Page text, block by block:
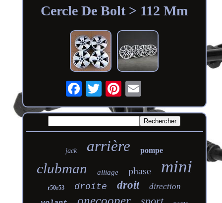
Cercle De Bolt > 112 Mm
jack arrière pompe
clubman alliage phase mini
r50r53 droite droit direction
onecooper